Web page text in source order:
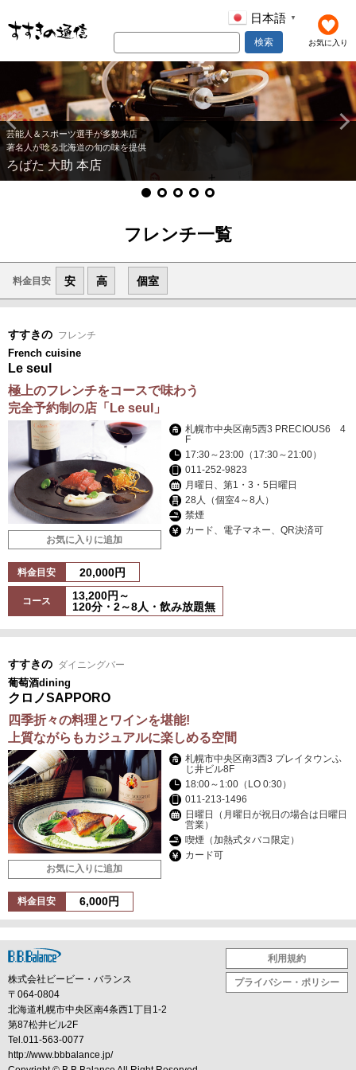
お気に入り
日本語 ▼
検索
芸能人＆スポーツ選手が多数来店
著名人が唸る北海道の旬の味を提供
ろばた 大助 本店
フレンチ一覧
料金目安 安 高 個室
すすきの フレンチ
French cuisine
Le seul
極上のフレンチをコースで味わう
完全予約制の店「Le seul」
お気に入りに追加
札幌市中央区南5西3 PRECIOUS6 4
F
17:30～23:00（17:30～21:00）
011-252-9823
月曜日、第1・3・5日曜日
28人（個室4～8人）
禁煙
カード、電子マネー、QR決済可
料金目安 20,000円
コース
13,200円～
120分・2～8人・飲み放題無
すすきの ダイニングバー
葡萄酒dining
クロノSAPPORO
四季折々の料理とワインを堪能!
上質ながらもカジュアルに楽しめる空間
お気に入りに追加
札幌市中央区南3西3 プレイタウンふ
じ井ビル8F
18:00～1:00（LO 0:30）
011-213-1496
日曜日（月曜日が祝日の場合は日曜日
営業）
喫煙（加熱式タバコ限定）
カード可
料金目安 6,000円
株式会社ビービー・バランス
〒064-0804
北海道札幌市中央区南4条西1丁目1-2
第87松井ビル2F
Tel.011-563-0077
http://www.bbbalance.jp/
利用規約
プライバシー・ポリシー